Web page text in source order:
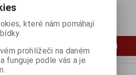
49 Kč
40 Kč (bez DPH:)
Koupit
které nám pomáhají
prohlížeči na daném
funguje podle vás a je